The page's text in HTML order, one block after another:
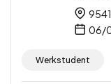
06/
Werkstudent